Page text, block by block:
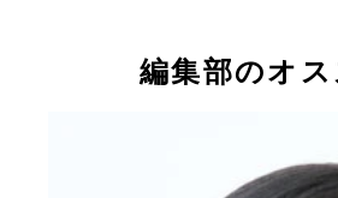
編集部のオス